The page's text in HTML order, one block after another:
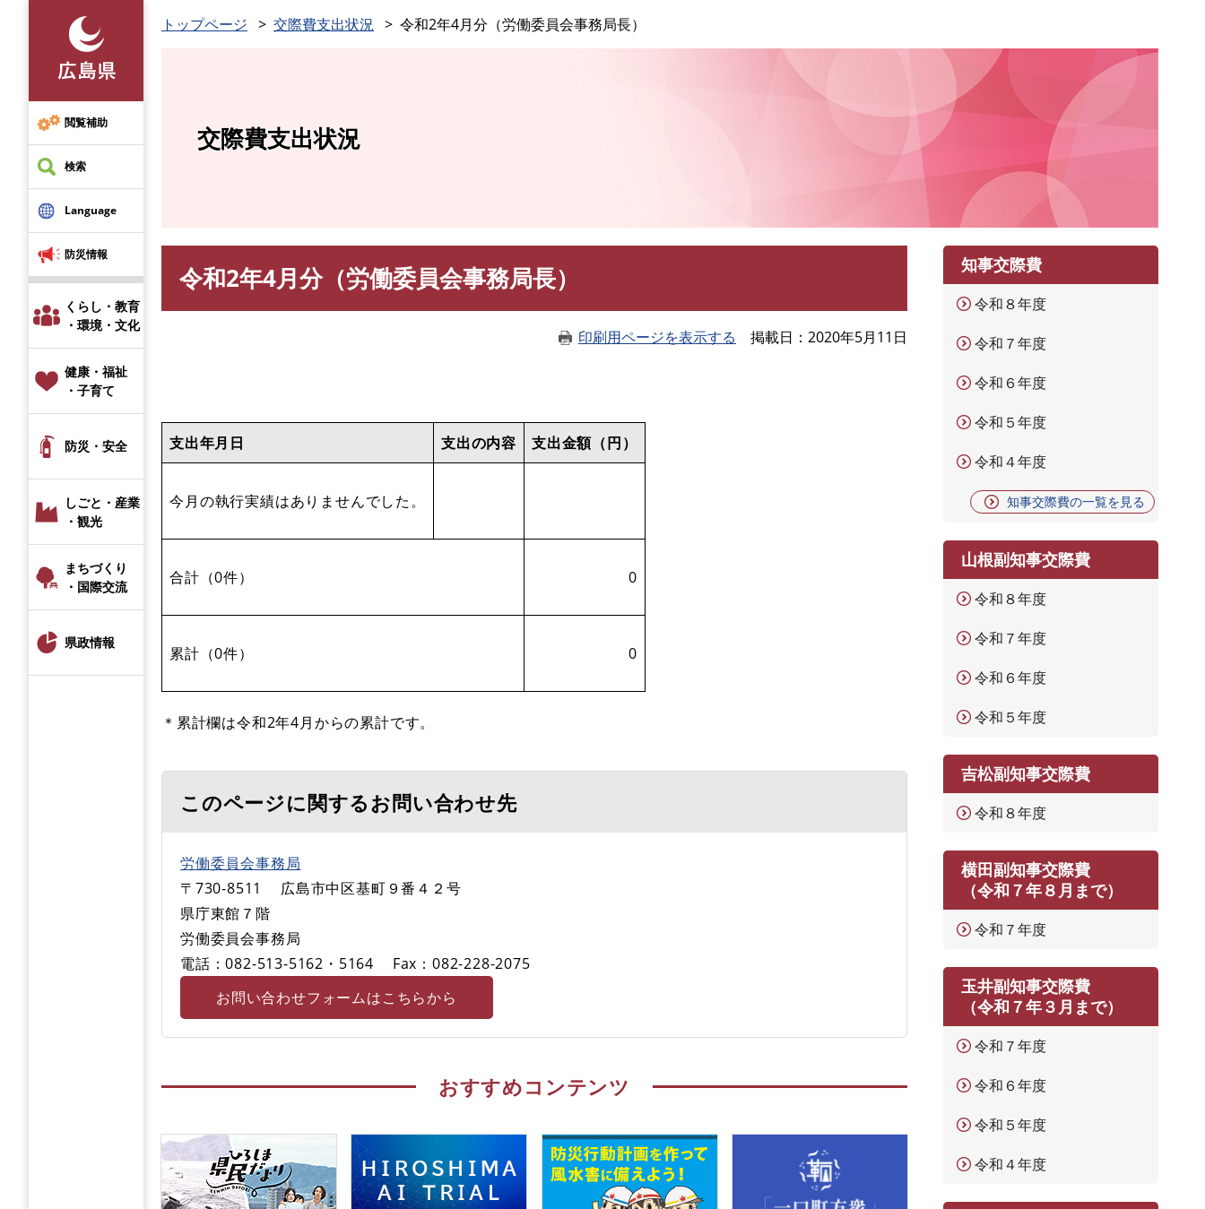
先
頭
で
す
閲覧補助
検索
Language
防災情報
くらし・教育
・環境・文化
健康・福祉
・子育て
防災・安全
しごと・産業
・観光
まちづくり
・国際交流
県政情報
トップページ 交際費支出状況 令和2年4月分（労働委員会事務局長）
交際費支出状況
令和2年4月分（労働委員会事務局長）
印刷用ページを表示する 掲載日 2020年5月11日
支出年月日 支出の内容 支出金額（円）
今月の執行実績はありませんでした。
合計（0件） 0
累計（0件） 0
＊累計欄は令和2年4月からの累計です。
このページに関するお問い合わせ先
労働委員会事務局
〒730-8511
広島市中区基町９番４２号
県庁東館７階
労働委員会事務局
電話：082-513-5162・5164
Fax：082-228-2075
お問い合わせフォームはこちらから
おすすめコンテンツ
知事交際費
令和８年度
令和７年度
令和６年度
令和５年度
令和４年度
知事交際費の一覧を見る
山根副知事交際費
令和８年度
令和７年度
令和６年度
令和５年度
吉松副知事交際費
令和８年度
横田副知事交際費
（令和７年８月まで）
令和７年度
玉井副知事交際費
（令和７年３月まで）
令和７年度
令和６年度
令和５年度
令和４年度